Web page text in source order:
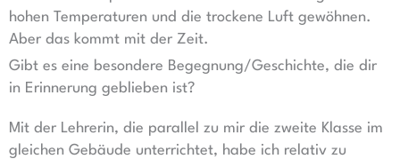
hohen Temperaturen und die trockene Luft gewöhnen.
Aber das kommt mit der Zeit.
Gibt es eine besondere Begegnung/Geschichte, die dir
in Erinnerung geblieben ist?
Mit der Lehrerin, die parallel zu mir die zweite Klasse im
gleichen Gebäude unterrichtet, habe ich relativ zu